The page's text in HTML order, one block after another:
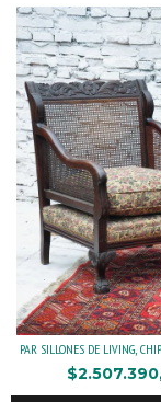
PAR SILLONES DE LIVING,